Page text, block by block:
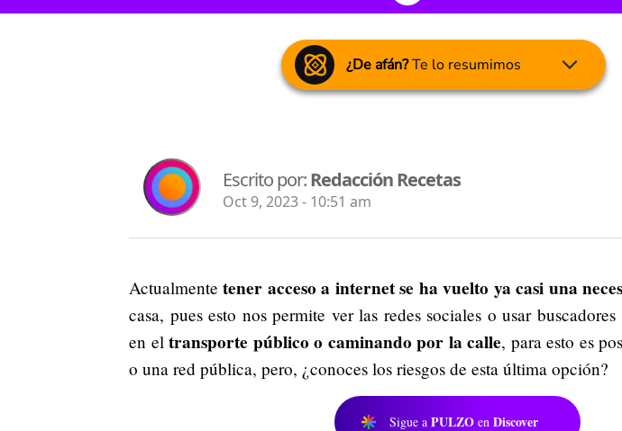
¿De afán?Te lo resumimos
Escrito por:Redacción Recetas
Oct 9, 2023 - 10:51 am
Actualmentetener acceso a internet se ha vuelto ya casi una
casa, pues esto nos permite ver las redes sociales o usar
en eltransporte público o caminando por la calle, para esto es
o una red pública, pero, ¿conoces los riesgos de esta última opción?
Sigue a PULZO en Discover